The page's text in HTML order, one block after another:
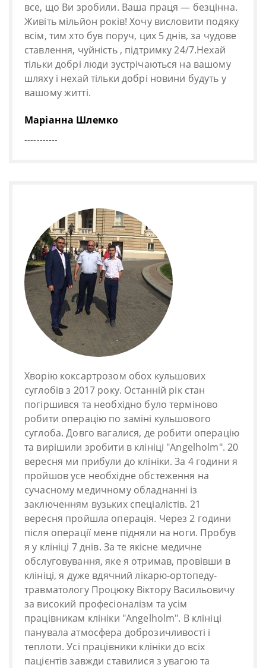
все, що Ви зробили. Ваша праця — безцінна.
Живіть мільйон років! Хочу висловити подяку
всім, тим хто був поруч, цих 5 днів, за чудове
ставлення, чуйність , підтримку 24/7.Нехай
тільки добрі люди зустрічаються на вашому
шляху і нехай тільки добрі новини будуть у
вашому житті.
Маріанна Шлемко
-----------
Хворію коксартрозом обох кульшових
суглобів з 2017 року. Останній рік стан
погіршився та необхідно було терміново
робити операцію по заміні кульшового
суглоба. Довго вагалися, де робити операцію
та вирішили зробити в клініці "Angelholm". 20
вересня ми прибули до клініки. За 4 години я
пройшов усе необхідне обстеження на
сучасному медичному обладнанні із
заключенням вузьких спеціалістів. 21
вересня пройшла операція. Через 2 години
після операції мене підняли на ноги. Пробув
я у клініці 7 днів. За те якісне медичне
обслуговування, яке я отримав, провівши в
клініці, я дуже вдячний лікарю-ортопеду-
травматологу Процюку Віктору Васильовичу
за високий професіоналізм та усім
працівникам клініки "Angelholm". В клініці
панувала атмосфера доброзичливості і
теплоти. Усі працівники клініки до всіх
пацієнтів завжди ставилися з увагою та